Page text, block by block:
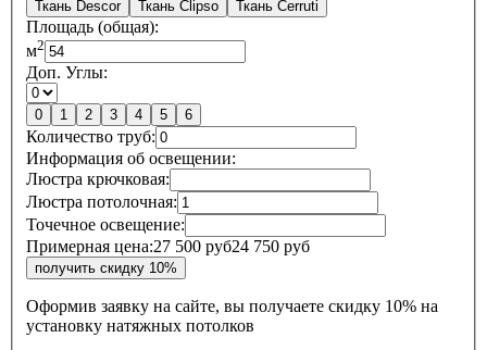
Ткань Descor Ткань Clipso Ткань Cerruti
Площадь (общая):
м2
Доп. Углы:
0 1 2 3 4 5 6
Количество труб:
Информация об освещении:
Люстра крючковая:
Люстра потолочная:
Точечное освещение:
Примерная цена:27 500 руб24 750 руб
Оформив заявку на сайте, вы получаете скидку 10% на
установку натяжных потолков